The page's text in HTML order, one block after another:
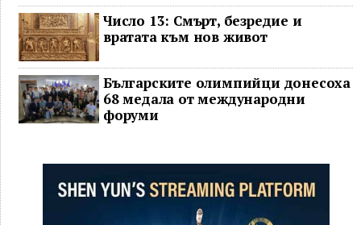
Число 13: Смърт, безредие и
вратата към нов живот
Българските олимпийци донесоха
68 медала от международни
форуми